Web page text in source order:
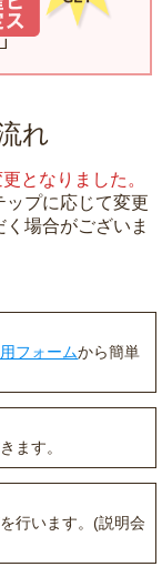
れ
となりました。
プに応じて変更
場合がございま
フォームから簡単
ます。
行います。(説明会